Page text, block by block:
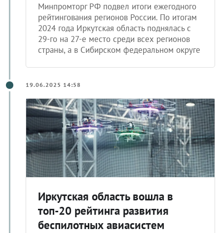
Минпромторг РФ подвел итоги ежегодного
рейтингования регионов России. По итогам
2024 года Иркутская область поднялась с
29-го на 27-е место среди всех регионов
страны, а в Сибирском федеральном округе
19.06.2025 14:58
Иркутская область вошла в
топ-20 рейтинга развития
беспилотных авиасистем